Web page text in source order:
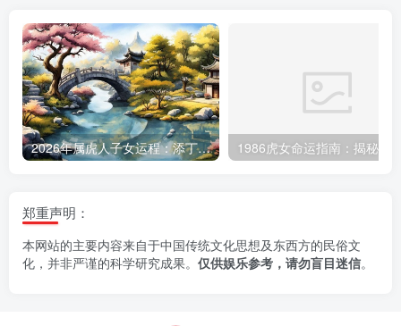
2026年属虎人子女运程：添丁之喜何时降临
郑重声明：
本网站的主要内容来自于中国传统文化思想及东西方的民俗文
化，并非严谨的科学研究成果。 仅供娱乐参考，请勿盲目迷信。